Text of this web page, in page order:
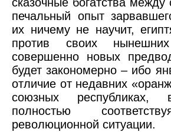
печальный опыт
их ничему не научит,
против своих
совершенно новых
будет закономерно – ибо
отличие от недавних
союзных республиках,
полностью
революционной ситуации.